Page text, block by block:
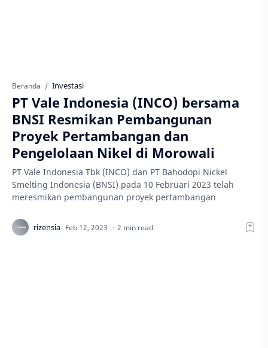
Beranda Investasi
PT Vale Indonesia (INCO) bersama
BNSI Resmikan Pembangunan
Proyek Pertambangan dan
Pengelolaan Nikel di Morowali
PT Vale Indonesia Tbk (INCO) dan PT Bahodopi Nickel
Smelting Indonesia (BNSI) pada 10 Februari 2023 telah
meresmikan pembangunan proyek pertambangan
2 min read